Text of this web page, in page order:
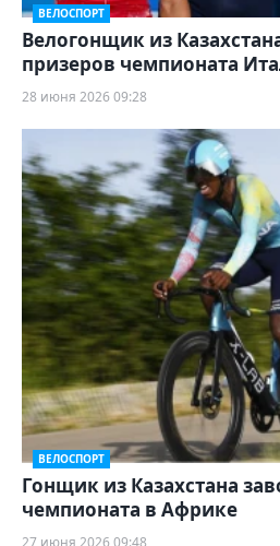
ВЕЛОСПОРТ
Велогонщик из
призеров чемпионата
28 июня 2026 09:28
ВЕЛОСПОРТ
Гонщик из Казахстана
чемпионата в Африке
27 июня 2026 09:48